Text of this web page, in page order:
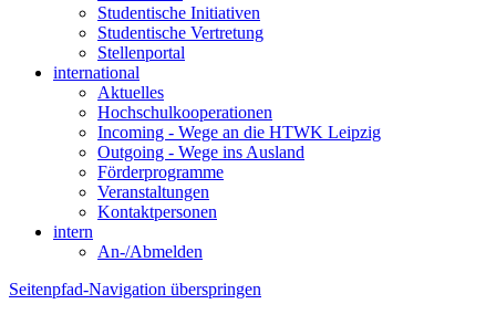
Studentische Initiativen
Studentische Vertretung
Stellenportal
international
Aktuelles
Hochschulkooperationen
Incoming - Wege an die HTWK Leipzig
Outgoing - Wege ins Ausland
Förderprogramme
Veranstaltungen
Kontaktpersonen
intern
An-/Abmelden
Seitenpfad-Navigation überspringen